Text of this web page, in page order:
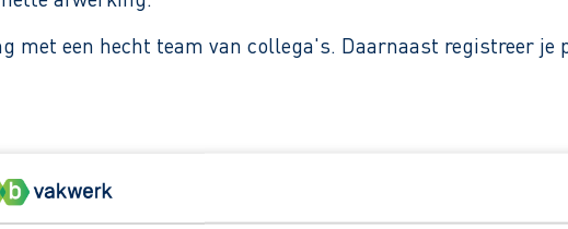
met een hecht team van collega's. Daarnaast registreer je
bruto per maand (fulltime).